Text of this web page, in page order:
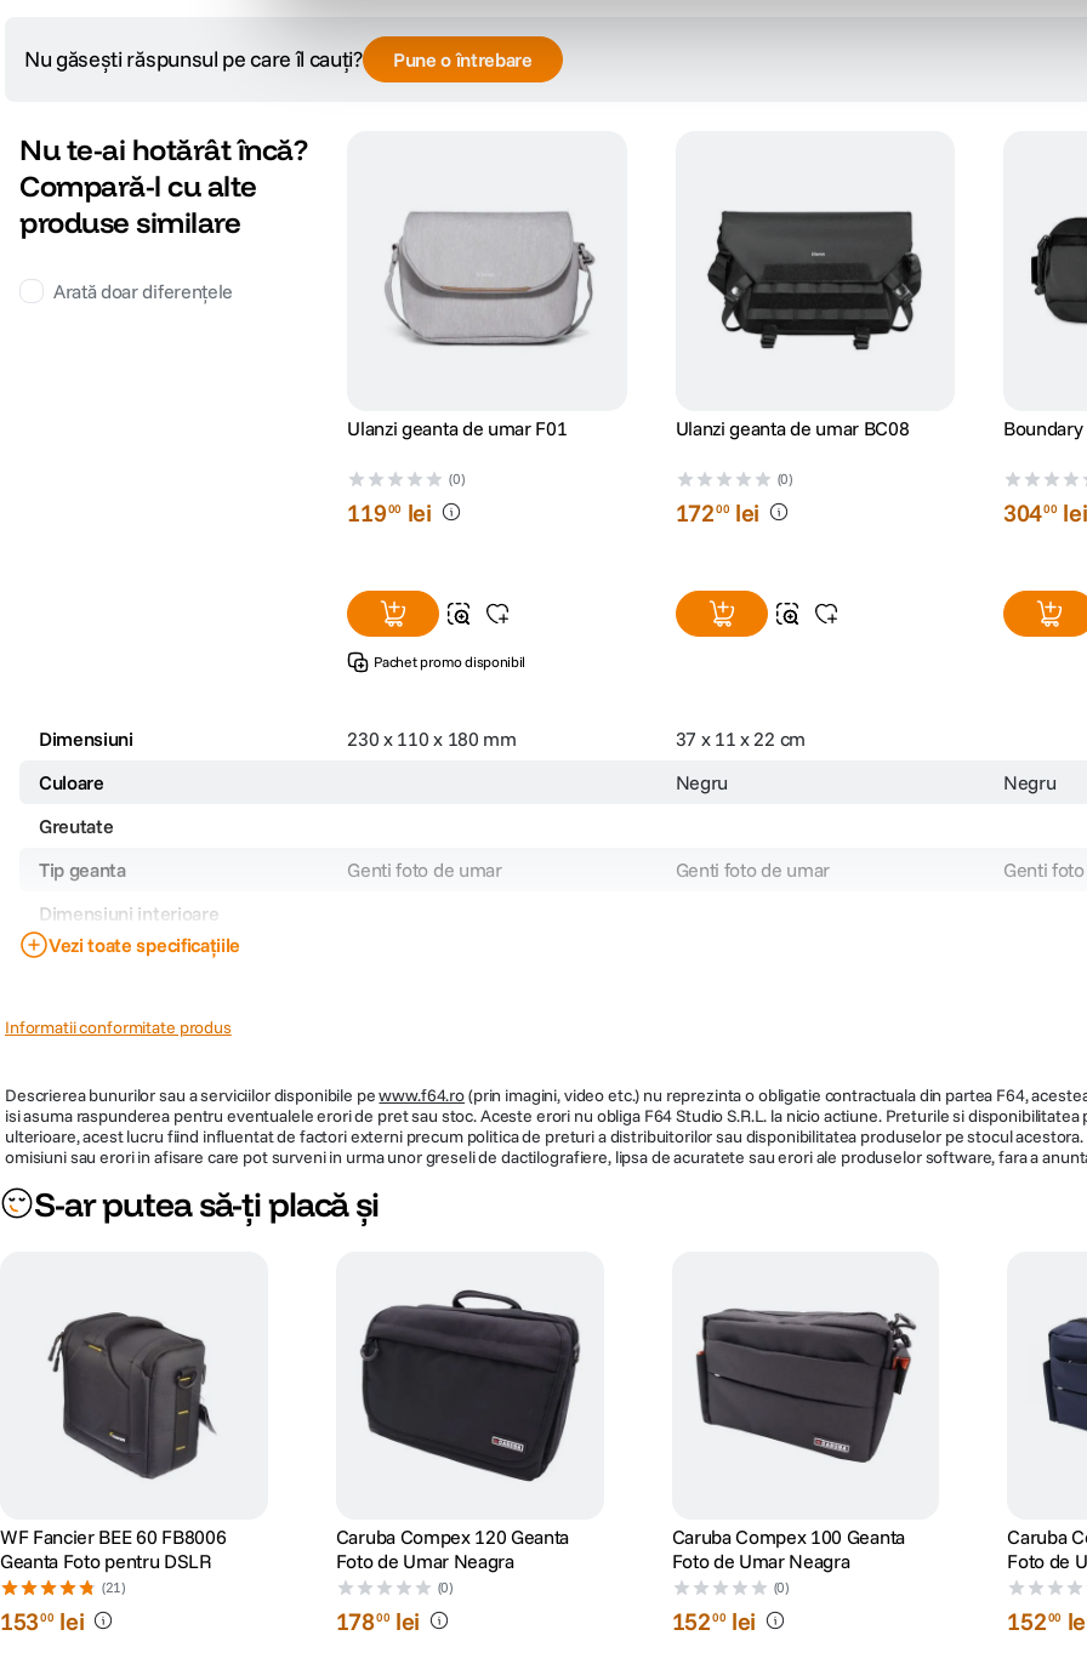
Nu găsești răspunsul pe care îl cauți? Pune o întrebare
Nu te-ai hotărât încă?
Compară-l cu alte
produse similare
Arată doar diferențele
Ulanzi geanta de umar F01
(0)
11900 lei
Pachet promo disponibil
Ulanzi geanta de umar BC08
(0)
17200 lei 30400 lei
Dimensiuni 230 x 110 x 180 mm 37 x 11 x 22 cm
Culoare
Negru Negru
Greutate
Tip geanta
Genti foto de umar Genti foto de umar Genti foto
Dimensiuni interioare
Sistem de inchidere
Vezi toate specificațiile
Informatii conformitate produs
Descrierea bunurilor sau a serviciilor disponibile pewww.f64.ro(prin imagini, video etc.) nu reprezinta o obligatie contractuala din partea F64,
isi asuma raspunderea pentru eventualele erori de pret sau stoc. Aceste erori nu obliga F64 Studio S.R.L. la nicio actiune. Preturile si
ulterioare, acest lucru fiind influentat de factori externi precum politica de preturi a distribuitorilor sau disponibilitatea produselor pe stocul
omisiuni sau erori in afisare care pot surveni in urma unor greseli de dactilografiere, lipsa de acuratete sau erori ale produselor software, fara a
S-ar putea să-ți placă și
WF Fancier BEE 60 FB8006
Geanta Foto pentru DSLR
(21)
15300 lei
Caruba Compex 120 Geanta
Foto de Umar Neagra
(0)
17800 lei
Caruba Compex 100 Geanta
Foto de Umar Neagra
(0)
15200 lei
Caruba
Foto de
15200